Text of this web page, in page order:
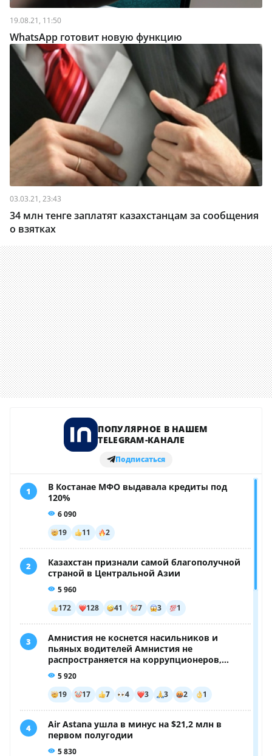
19.08.21, 11:50
WhatsApp готовит новую функцию
03.03.21, 23:43
34 млн тенге заплатят казахстанцам за сообщения
о взятках